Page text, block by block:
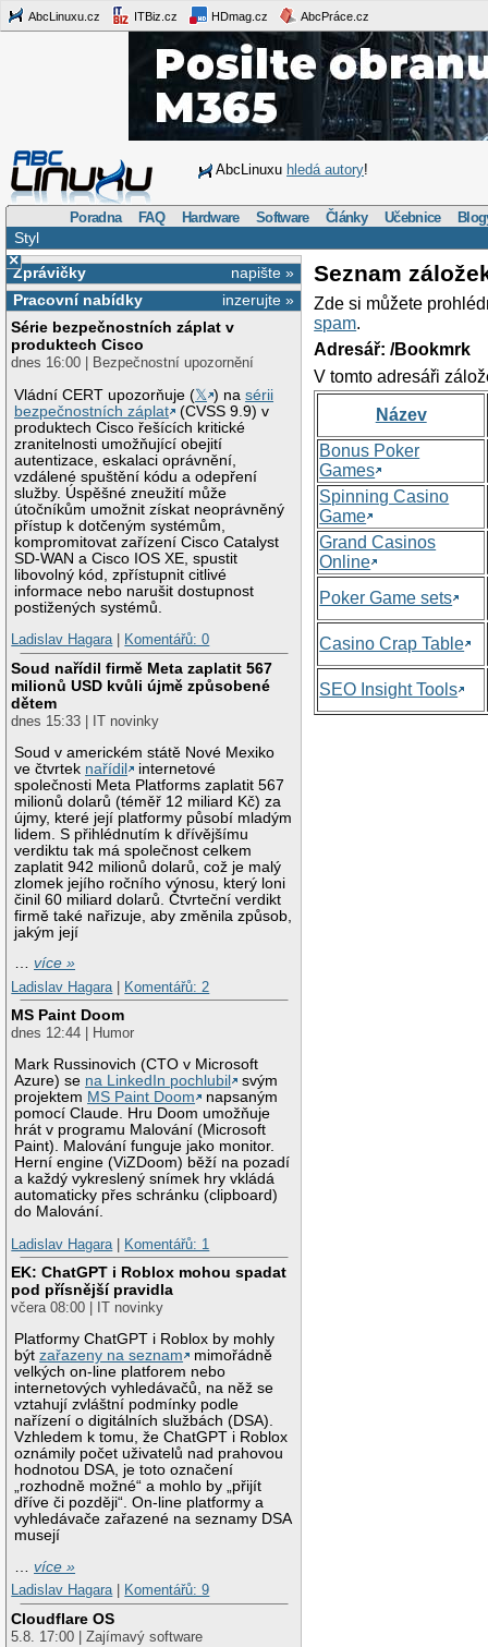
AbcLinuxu.cz ITBiz.cz HDmag.cz AbcPráce.cz
AbcLinuxu hledá autory!
Poradna FAQ Hardware Software Články Učebnice
Styl
×
napište »
Zprávičky
inzerujte »
Pracovní nabídky
Série bezpečnostních záplat v
produktech Cisco
dnes 16:00 | Bezpečnostní upozornění
Vládní CERT upozorňuje (𝕏 ) nasérii
bezpečnostních záplat
(CVSS 9.9) v
produktech Cisco řešících kritické
zranitelnosti umožňující obejití
autentizace, eskalaci oprávnění,
vzdálené spuštění kódu a odepření
služby. Úspěšné zneužití může
útočníkům umožnit získat neoprávněný
přístup k dotčeným systémům,
kompromitovat zařízení Cisco Catalyst
SD-WAN a Cisco IOS XE, spustit
libovolný kód, zpřístupnit citlivé
informace nebo narušit dostupnost
postižených systémů.
Ladislav Hagara| Komentářů: 0
Soud nařídil firmě Meta zaplatit 567
milionů USD kvůli újmě způsobené
dětem
dnes 15:33 | IT novinky
Soud v americkém státě Nové Mexiko
ve čtvrtek nařídil
internetové
společnosti Meta Platforms zaplatit 567
milionů dolarů (téměř 12 miliard Kč) za
újmy, které její platformy působí mladým
lidem. S přihlédnutím k dřívějšímu
verdiktu tak má společnost celkem
zaplatit 942 milionů dolarů, což je malý
zlomek jejího ročního výnosu, který loni
činil 60 miliard dolarů. Čtvrteční verdikt
firmě také nařizuje, aby změnila způsob,
jakým její
…více »
Ladislav Hagara
Komentářů: 2
MS Paint Doom
dnes 12:44 | Humor
Mark Russinovich (CTO v Microsoft
Azure) se na LinkedIn pochlubil
svým
projektem MS Paint Doom
napsaným
pomocí Claude. Hru Doom umožňuje
hrát v programu Malování (Microsoft
Paint). Malování funguje jako monitor.
Herní engine (ViZDoom) běží na pozadí
a každý vykreslený snímek hry vkládá
automaticky přes schránku (clipboard)
do Malování.
Ladislav Hagara
Komentářů: 1
EK: ChatGPT i Roblox mohou spadat
pod přísnější pravidla
včera 08:00 | IT novinky
Platformy ChatGPT i Roblox by mohly
býtzařazeny na seznam
mimořádně
velkých on-line platforem nebo
internetových vyhledávačů, na něž se
vztahují zvláštní podmínky podle
nařízení o digitálních službách (DSA).
Vzhledem k tomu, že ChatGPT i Roblox
oznámily počet uživatelů nad prahovou
hodnotou DSA, je toto označení
„rozhodně možné“ a mohlo by „přijít
dříve či později“. On-line platformy a
vyhledávače zařazené na seznamy DSA
musejí
…více »
Ladislav Hagara| Komentářů: 9
Cloudflare OS
5.8. 17:00 | Zajímavý software
Seznam
Zde si můžete
spam.
Adresář: /Bookmrk
V tomto adresáři
Název
Bonus Poker
Games
Spinning Casino
Game
Grand Casinos
Online
Poker Game sets
Casino Crap Table
SEO Insight Tools